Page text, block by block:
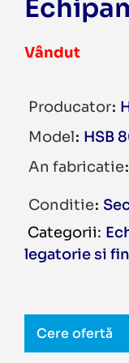
Vândut
Producator
Model HSB
An fabricatie
Conditie
legatorie si
Cere ofertă